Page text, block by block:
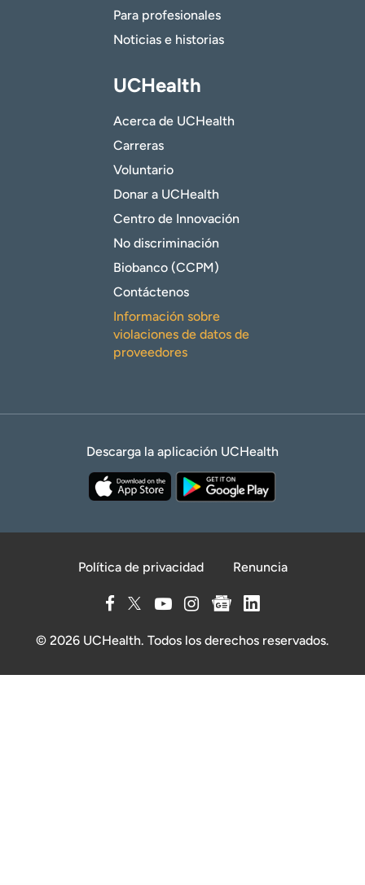
Para profesionales
Noticias e historias
UCHealth
Acerca de UCHealth
Carreras
Voluntario
Donar a UCHealth
Centro de Innovación
No discriminación
Biobanco (CCPM)
Contáctenos
Información sobre
violaciones de datos de
proveedores
Descarga la aplicación UCHealth
Política de privacidad Renuncia
© 2026 UCHealth. Todos los derechos reservados.